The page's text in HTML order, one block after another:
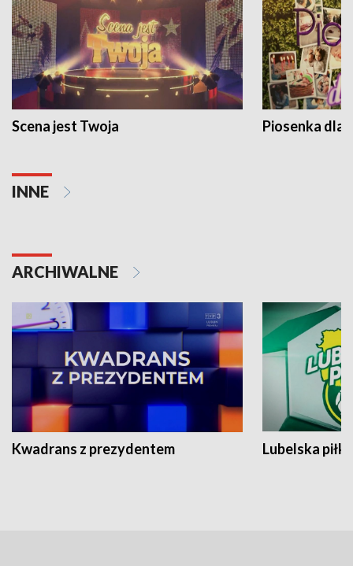
Scena jest Twoja Piosenka dla
INNE
ARCHIWALNE
Kwadrans z prezydentem Lubelska piłka